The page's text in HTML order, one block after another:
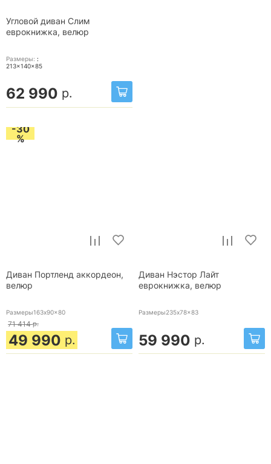
Угловой диван Слим
еврокнижка, велюр
Размеры: :
213x140x85
62 990 р.
-30
%
Диван Портленд аккордеон,
велюр
Размеры163x90x80
71 414 р.
49 990 р.
Диван Нэстор Лайт
еврокнижка, велюр
Размеры235x78x83
59 990 р.